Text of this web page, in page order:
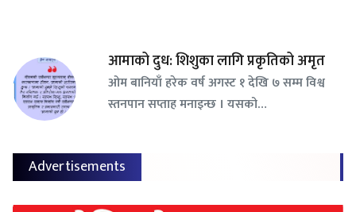
आमाको दुध: शिशुका लागि प्रकृतिको अमृत
ओम बानियाँ हरेक वर्ष अगस्ट १ देखि ७ सम्म विश्व
स्तनपान सप्ताह मनाइन्छ । यसको…
Advertisements